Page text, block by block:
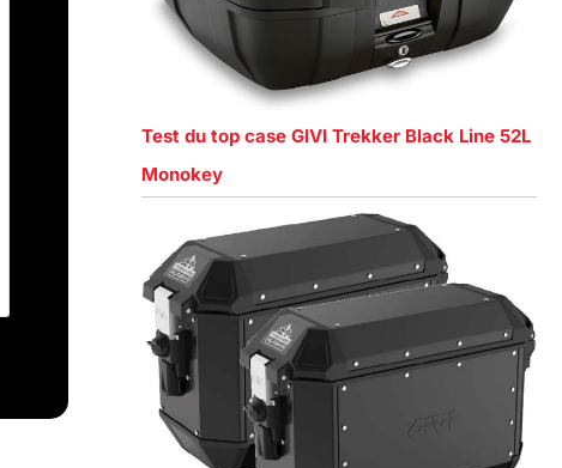
Test du top case GIVI Trekker Black Line 52L
Monokey